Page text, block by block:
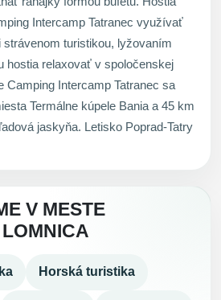
Intercamp Tatranec využívať
strávenom turistikou, lyžovaním
hostia relaxovať v spoločenskej
Camping Intercamp Tatranec sa
Termálne kúpele Bania a 45 km
jaskyňa. Letisko Poprad-Tatry
V MESTE
Horská turistika